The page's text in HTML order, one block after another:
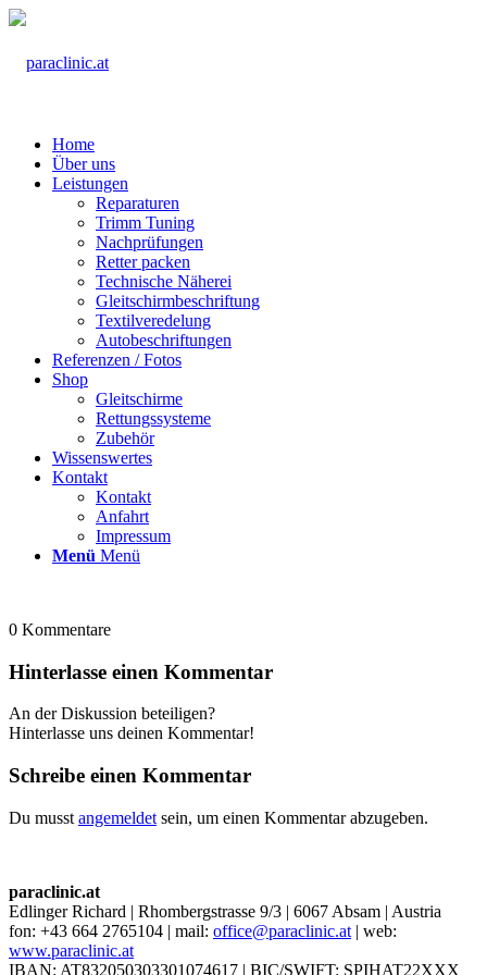
Home
Über uns
Leistungen
Reparaturen
Trimm Tuning
Nachprüfungen
Retter packen
Technische Näherei
Gleitschirmbeschriftung
Textilveredelung
Autobeschriftungen
Referenzen / Fotos
Shop
Gleitschirme
Rettungssysteme
Zubehör
Wissenswertes
Kontakt
Kontakt
Anfahrt
Impressum
Menü Menü
0 Kommentare
Hinterlasse einen Kommentar
An der Diskussion beteiligen?
Hinterlasse uns deinen Kommentar!
Schreibe einen Kommentar
Du musst angemeldet sein, um einen Kommentar abzugeben.
paraclinic.at
Edlinger Richard | Rhombergstrasse 9/3 | 6067 Absam | Austria
fon: +43 664 2765104 | mail: office@paraclinic.at | web:
www.paraclinic.at
IBAN: AT832050303301074617 | BIC/SWIFT: SPIHAT22XXX